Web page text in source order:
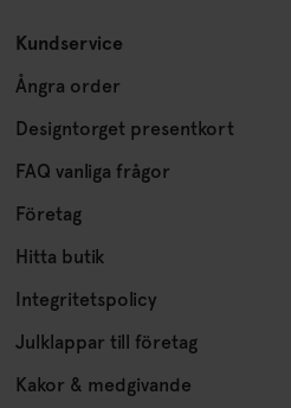
Kundservice
Ångra order
Designtorget presentkort
FAQ vanliga frågor
Företag
Hitta butik
Integritetspolicy
Julklappar till företag
Kakor & medgivande